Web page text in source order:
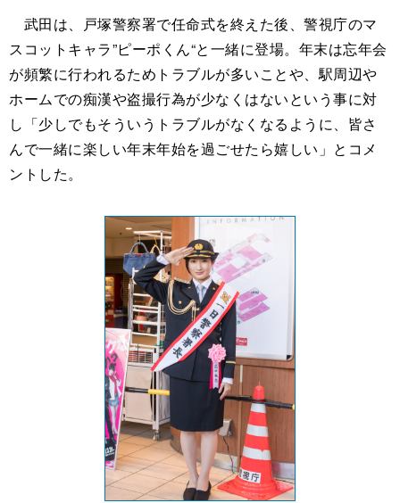
武田は、戸塚警察署で任命式を終えた後、警視庁のマ
スコットキャラ”ピーポくん“と一緒に登場。年末は忘年会
が頻繁に行われるためトラブルが多いことや、駅周辺や
ホームでの痴漢や盗撮行為が少なくはないという事に対
し「少しでもそういうトラブルがなくなるように、皆さ
んで一緒に楽しい年末年始を過ごせたら嬉しい」とコメ
ントした。